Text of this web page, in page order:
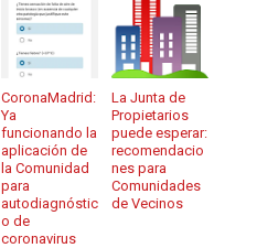
CoronaMadrid:
Ya
funcionando la
aplicación de
la Comunidad
para
autodiagnóstic
o de
coronavirus
La Junta de
Propietarios
puede esperar:
recomendacio
nes para
Comunidades
de Vecinos